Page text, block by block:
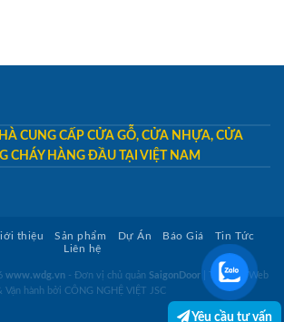
CUNG CẤP CỬA GỖ, CỬA NHỰA, CỬA
CHÁY HÀNG ĐẦU TẠI VIỆT NAM
thiệu Sản phẩm Dự Án Báo Giá
Tin Tức
Liên hệ
www.wdg.vn - Đơn vị chủ quản SaigonDoor
Thiết kế Web
Vận hành bởi CÔNG NGHỆ VIỆT JSC
Yêu cầu tư vấn